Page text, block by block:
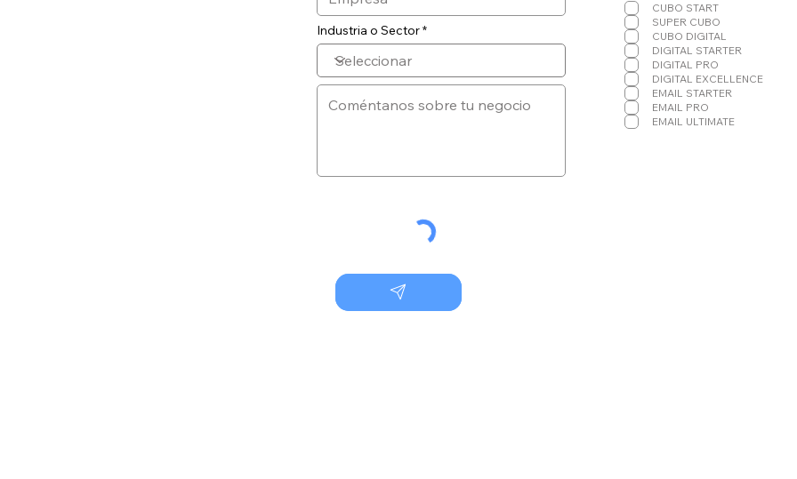
Industria o Sector
CUBO START
SUPER CUBO
CUBO DIGITAL
DIGITAL STARTER
DIGITAL PRO
DIGITAL EXCELLENCE
EMAIL STARTER
EMAIL PRO
EMAIL ULTIMATE